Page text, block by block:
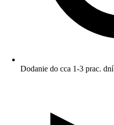
Dodanie do cca 1-3 prac. dní